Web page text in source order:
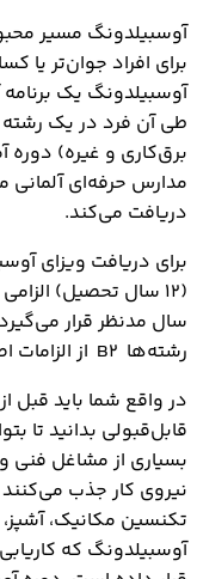
آوسبیلدونگ مسیر
برای افراد جوان‌تر یا
آوسبیلدونگ یک
طی آن فرد در یک رشته
برق‌کاری و غیره)
مدارس حرفه‌ای آلمانی
دریافت می‌کند.
برای دریافت ویزای
رشته‌ها B2 از الزامات اصلی است.
در واقع شما باید قبل
قابل‌قبولی بدانید تا
بسیاری از مشاغل فنی
نیروی کار جذب می‌کنند
تکنسین مکانیک،
آوسبیلدونگ که